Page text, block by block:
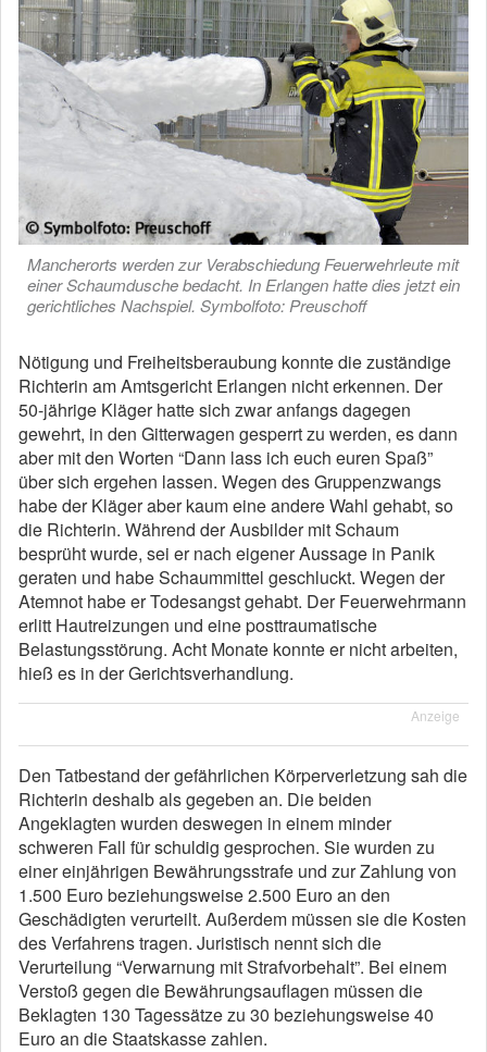
Mancherorts werden zur Verabschiedung Feuerwehrleute mit
einer Schaumdusche bedacht. In Erlangen hatte dies jetzt ein
gerichtliches Nachspiel. Symbolfoto: Preuschoff
Nötigung und Freiheitsberaubung konnte die zuständige
Richterin am Amtsgericht Erlangen nicht erkennen. Der
50-jährige Kläger hatte sich zwar anfangs dagegen
gewehrt, in den Gitterwagen gesperrt zu werden, es dann
aber mit den Worten “Dann lass ich euch euren Spaß”
über sich ergehen lassen. Wegen des Gruppenzwangs
habe der Kläger aber kaum eine andere Wahl gehabt, so
die Richterin. Während der Ausbilder mit Schaum
besprüht wurde, sei er nach eigener Aussage in Panik
geraten und habe Schaummittel geschluckt. Wegen der
Atemnot habe er Todesangst gehabt. Der Feuerwehrmann
erlitt Hautreizungen und eine posttraumatische
Belastungsstörung. Acht Monate konnte er nicht arbeiten,
hieß es in der Gerichtsverhandlung.
Anzeige
Den Tatbestand der gefährlichen Körperverletzung sah die
Richterin deshalb als gegeben an. Die beiden
Angeklagten wurden deswegen in einem minder
schweren Fall für schuldig gesprochen. Sie wurden zu
einer einjährigen Bewährungsstrafe und zur Zahlung von
1.500 Euro beziehungsweise 2.500 Euro an den
Geschädigten verurteilt. Außerdem müssen sie die Kosten
des Verfahrens tragen. Juristisch nennt sich die
Verurteilung “Verwarnung mit Strafvorbehalt”. Bei einem
Verstoß gegen die Bewährungsauflagen müssen die
Beklagten 130 Tagessätze zu 30 beziehungsweise 40
Euro an die Staatskasse zahlen.